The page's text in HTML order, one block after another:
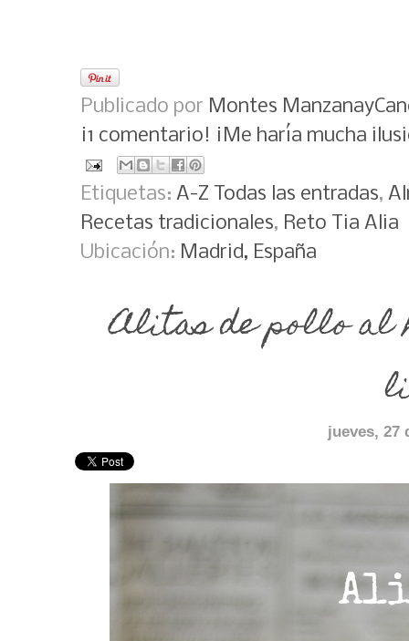
Publicado por Montes
¡1 comentario! ¡Me haría mucha
Etiquetas: A-Z Todas las entradas,
Recetas tradicionales, Reto Tia Alia
Ubicación: Madrid, España
Alitas de pollo al
jueves, 27